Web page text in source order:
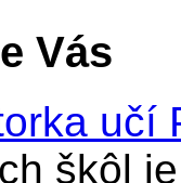
Vás
učí
škôl